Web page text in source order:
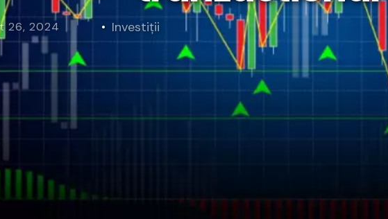
Curs Momentum
Curs Swing Trading
Curs Day Trading
Curs Value Investing DCF
Tool Strategia AS
Tool Calendar Integrat
Tool Backtesting Portofoliu
26, 2024 Investiții